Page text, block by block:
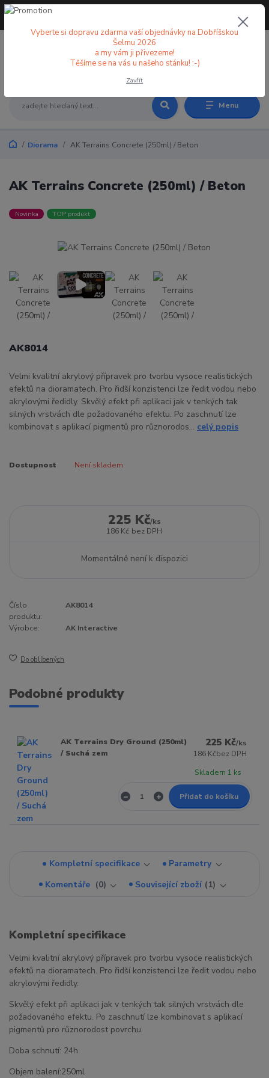
Menu
+420 773 998 582
Diorama AK Terrains Concrete (250ml) / Beton
AK Terrains Concrete (250ml) / Beton
Novinka TOP produkt
AK8014
Velmi kvalitní akrylový přípravek pro tvorbu vysoce realistických
efektů na dioramatech. Pro řidší konzistenci lze ředit vodou nebo
akrylovými ředidly. Skvělý efekt při aplikaci jak v tenkých tak
silných vrstvách dle požadovaného efektu. Po zaschnutí lze
kombinovat s aplikací pigmentů pro různorodos... celý popis
Dostupnost Není skladem
225 Kč/ks
186 Kč bez DPH
Momentálně není k dispozici
Číslo
produktu:
AK8014
Výrobce: AK Interactive
Do oblíbených
Podobné produkty
AK Terrains Dry Ground (250ml)
/ Suchá zem
225 Kč/ks
186 Kčbez DPH
Skladem 1 ks
Přidat do košíku
Kompletní specifikace
Parametry
Komentáře
0 Související zboží 1
Kompletní specifikace
Velmi kvalitní akrylový přípravek pro tvorbu vysoce realistických
efektů na dioramatech. Pro řidší konzistenci lze ředit vodou nebo
akrylovými ředidly.
Skvělý efekt při aplikaci jak v tenkých tak silných vrstvách dle
požadovaného efektu. Po zaschnutí lze kombinovat s aplikací
pigmentů pro různorodost povrchu.
Doba schnutí: 24h
Objem balení:250ml
Vyberte si dopravu zdarma vaší objednávky na Dobříšskou
Šelmu 2026
a my vám ji přivezeme!
Těšíme se na vás u našeho stánku! :-)
Zavřít